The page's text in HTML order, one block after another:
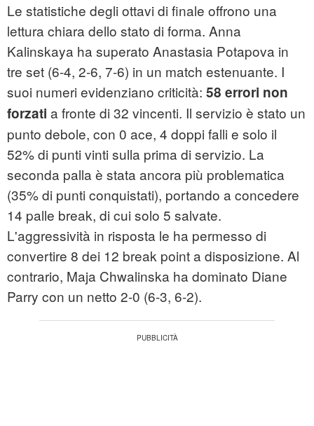
Le statistiche degli ottavi di finale offrono una
lettura chiara dello stato di forma. Anna
Kalinskaya ha superato Anastasia Potapova in
tre set (6-4, 2-6, 7-6) in un match estenuante. I
suoi numeri evidenziano criticità: 58 errori non
forzati a fronte di 32 vincenti. Il servizio è stato un
punto debole, con 0 ace, 4 doppi falli e solo il
52% di punti vinti sulla prima di servizio. La
seconda palla è stata ancora più problematica
(35% di punti conquistati), portando a concedere
14 palle break, di cui solo 5 salvate.
L'aggressività in risposta le ha permesso di
convertire 8 dei 12 break point a disposizione. Al
contrario, Maja Chwalinska ha dominato Diane
Parry con un netto 2-0 (6-3, 6-2).